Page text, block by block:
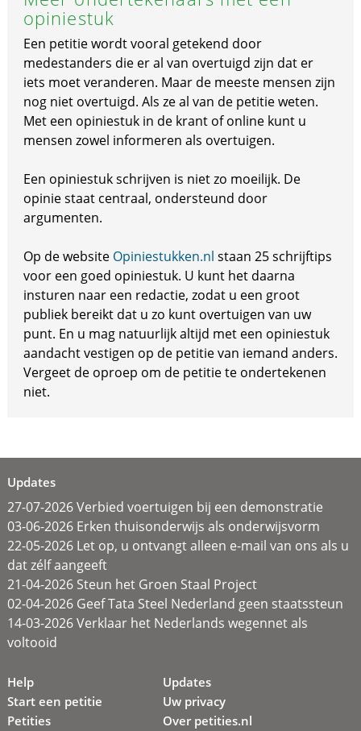
opiniestuk
Een petitie wordt vooral getekend door
medestanders die er al van overtuigd zijn dat er
iets moet veranderen. Maar de meeste mensen zijn
nog niet overtuigd. Als ze al van de petitie weten.
Met een opiniestuk in de krant of online kunt u
mensen zowel informeren als overtuigen.
Een opiniestuk schrijven is niet zo moeilijk. De
opinie staat centraal, ondersteund door
argumenten.
Op de website Opiniestukken.nl staan 25 schrijftips
voor een goed opiniestuk. U kunt het daarna
insturen naar een redactie, zodat u een groot
publiek bereikt dat u zo kunt overtuigen van uw
punt. En u mag natuurlijk altijd met een opiniestuk
aandacht vestigen op de petitie van iemand anders.
Vergeet de oproep om de petitie te ondertekenen
niet.
Updates
27-07-2026 Verbied voertuigen bij een demonstratie
03-06-2026 Erken thuisonderwijs als onderwijsvorm
22-05-2026 Let op, u ontvangt alleen e-mail van ons als u
dat zélf aangeeft
21-04-2026 Steun het Groen Staal Project
02-04-2026 Geef Tata Steel Nederland geen staatssteun
14-03-2026 Verklaar het Nederlands wegennet als
voltooid
Help
Start een petitie
Petities
Updates
Uw privacy
Over petities.nl